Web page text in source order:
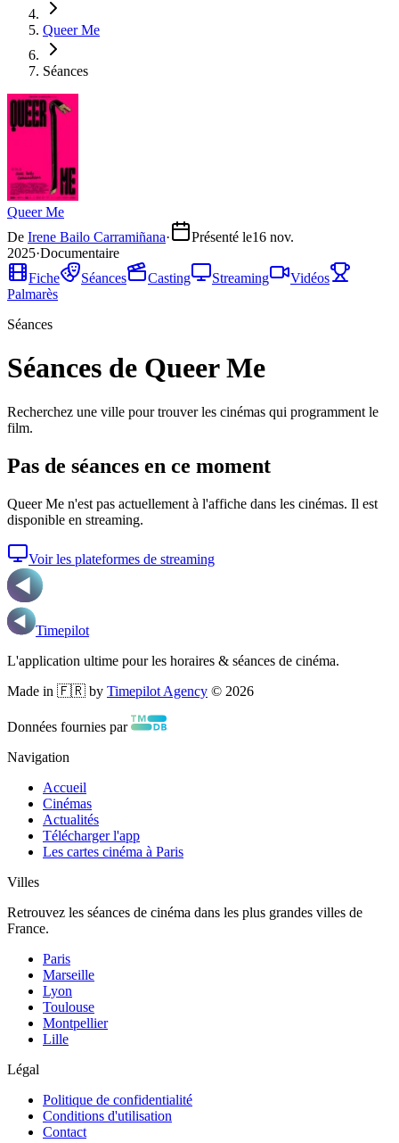
Queer Me
Séances
Queer Me
De Irene Bailo Carramiñana· Présenté le16 nov.
2025·Documentaire
Fiche
Séances Casting Streaming
Vidéos
Palmarès
Séances
Séances de Queer Me
Recherchez une ville pour trouver les cinémas qui programment le
film.
Pas de séances en ce moment
Queer Me n'est pas actuellement à l'affiche dans les cinémas. Il est
disponible en streaming.
Voir les plateformes de streaming
Timepilot
L'application ultime pour les horaires & séances de cinéma.
Made in 🇫🇷 by Timepilot Agency © 2026
Données fournies par
Navigation
Accueil
Cinémas
Actualités
Télécharger l'app
Les cartes cinéma à Paris
Villes
Retrouvez les séances de cinéma dans les plus grandes villes de
France.
Paris
Marseille
Lyon
Toulouse
Montpellier
Lille
Légal
Politique de confidentialité
Conditions d'utilisation
Contact